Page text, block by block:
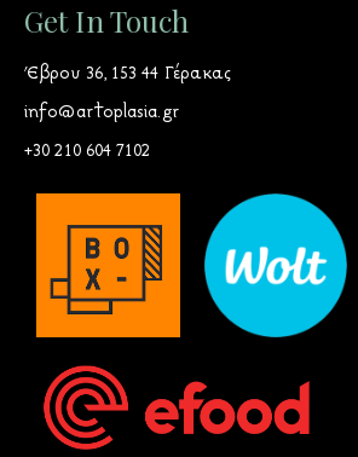
Get In Touch
Έβρου 36, 153 44 Γέρακας
info@artoplasia.gr
+30 210 604 7102